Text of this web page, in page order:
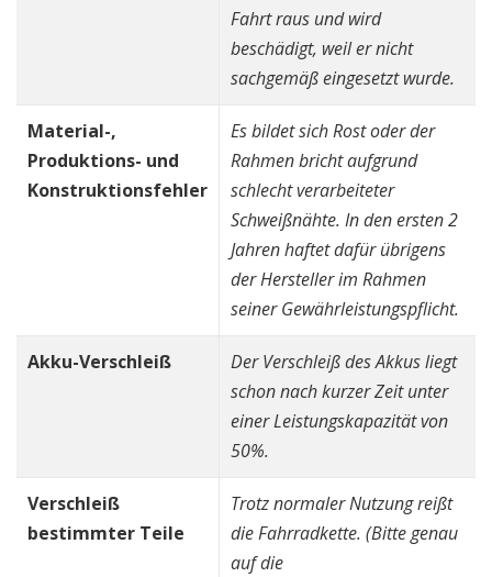
Fahrt raus und wird
beschädigt, weil er nicht
sachgemäß eingesetzt wurde.
Material-,
Produktions- und
Konstruktionsfehler
Es bildet sich Rost oder der
Rahmen bricht aufgrund
schlecht verarbeiteter
Schweißnähte. In den ersten 2
Jahren haftet dafür übrigens
der Hersteller im Rahmen
seiner Gewährleistungspflicht.
Akku-Verschleiß
Der Verschleiß des Akkus liegt
schon nach kurzer Zeit unter
einer Leistungskapazität von
50%.
Verschleiß
bestimmter Teile
Trotz normaler Nutzung reißt
die Fahrradkette. (Bitte genau
auf die